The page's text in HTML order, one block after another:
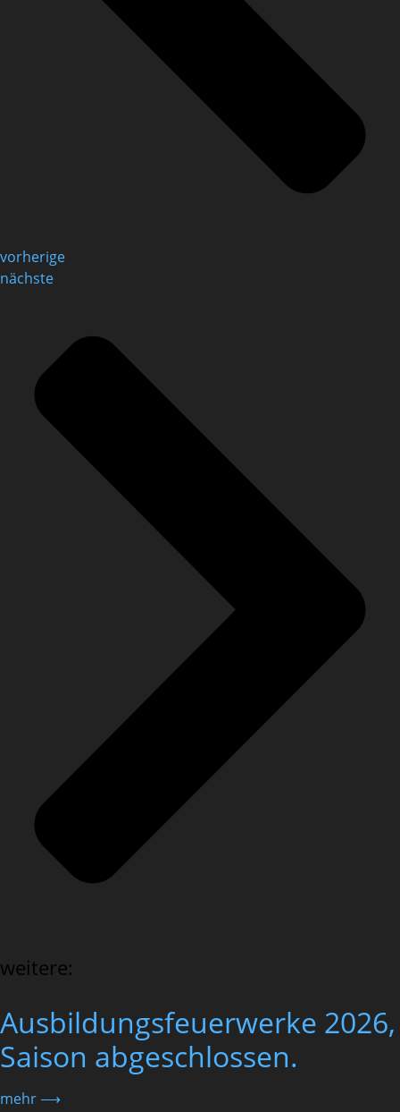
vorherige
nächste
weitere:
Ausbildungsfeuerwerke 2026,
Saison abgeschlossen.
mehr ⟶